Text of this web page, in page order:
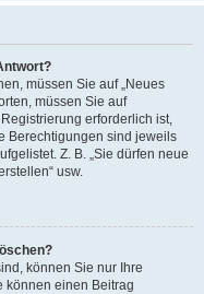
müssen Sie auf „Neues
müssen Sie auf
erforderlich ist,
Berechtigungen sind jeweils
Z. B. „Sie dürfen neue
usw.
können Sie nur Ihre
können einen Beitrag